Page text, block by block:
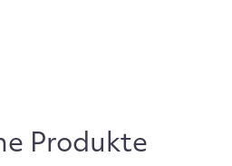
Produkte